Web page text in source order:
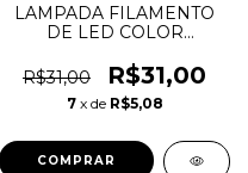
LAMPADA FILAMENTO
DE LED COLOR
R$31,00
R$31,00
7 x de R$5,08